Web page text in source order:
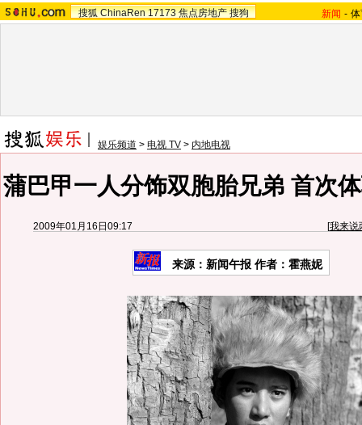
搜狐 ChinaRen 17173 焦点房地产 搜狗 新闻 -
娱乐频道 > 电视 TV > 内地电视
蒲巴甲一人分饰双胞胎兄弟 首次
2009年01月16日09:17 [我来说
来源：新闻午报 作者：霍燕妮